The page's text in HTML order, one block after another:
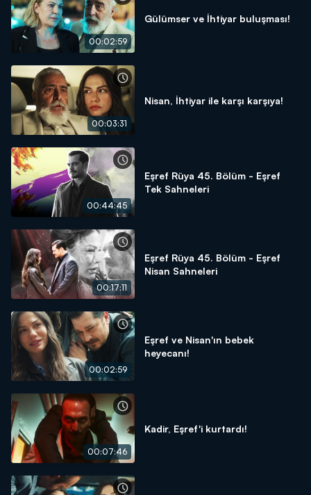
00:02:59
Gülümser ve İhtiyar buluşması!
00:03:31
Nisan, İhtiyar ile karşı karşıya!
00:44:45
Eşref Rüya 45. Bölüm - Eşref
Tek Sahneleri
00:17:11
Eşref Rüya 45. Bölüm - Eşref
Nisan Sahneleri
00:02:59
Eşref ve Nisan'ın bebek
heyecanı!
00:07:46
Kadir, Eşref'i kurtardı!